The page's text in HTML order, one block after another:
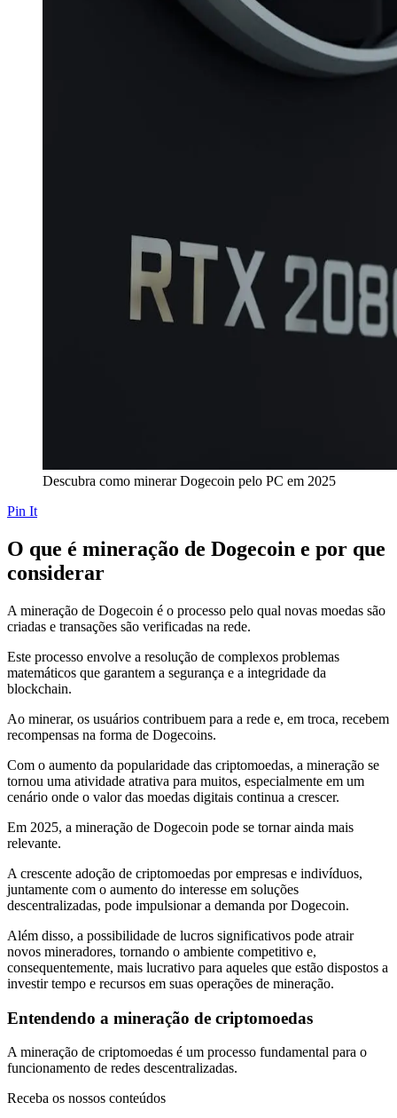
Descubra como minerar Dogecoin pelo PC em 2025
Pin It
O que é mineração de Dogecoin e por que
considerar
A mineração de Dogecoin é o processo pelo qual novas moedas são
criadas e transações são verificadas na rede.
Este processo envolve a resolução de complexos problemas
matemáticos que garantem a segurança e a integridade da
blockchain.
Ao minerar, os usuários contribuem para a rede e, em troca, recebem
recompensas na forma de Dogecoins.
Com o aumento da popularidade das criptomoedas, a mineração se
tornou uma atividade atrativa para muitos, especialmente em um
cenário onde o valor das moedas digitais continua a crescer.
Em 2025, a mineração de Dogecoin pode se tornar ainda mais
relevante.
A crescente adoção de criptomoedas por empresas e indivíduos,
juntamente com o aumento do interesse em soluções
descentralizadas, pode impulsionar a demanda por Dogecoin.
Além disso, a possibilidade de lucros significativos pode atrair
novos mineradores, tornando o ambiente competitivo e,
consequentemente, mais lucrativo para aqueles que estão dispostos a
investir tempo e recursos em suas operações de mineração.
Entendendo a mineração de criptomoedas
A mineração de criptomoedas é um processo fundamental para o
funcionamento de redes descentralizadas.
Receba os nossos conteúdos